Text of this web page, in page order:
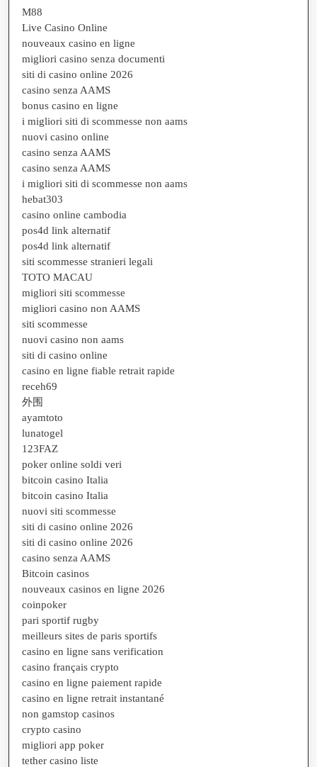
M88
Live Casino Online
nouveaux casino en ligne
migliori casino senza documenti
siti di casino online 2026
casino senza AAMS
bonus casino en ligne
i migliori siti di scommesse non aams
nuovi casino online
casino senza AAMS
casino senza AAMS
i migliori siti di scommesse non aams
hebat303
casino online cambodia
pos4d link alternatif
pos4d link alternatif
siti scommesse stranieri legali
TOTO MACAU
migliori siti scommesse
migliori casino non AAMS
siti scommesse
nuovi casino non aams
siti di casino online
casino en ligne fiable retrait rapide
receh69
外围
ayamtoto
lunatogel
123FAZ
poker online soldi veri
bitcoin casino Italia
bitcoin casino Italia
nuovi siti scommesse
siti di casino online 2026
siti di casino online 2026
casino senza AAMS
Bitcoin casinos
nouveaux casinos en ligne 2026
coinpoker
pari sportif rugby
meilleurs sites de paris sportifs
casino en ligne sans verification
casino français crypto
casino en ligne paiement rapide
casino en ligne retrait instantané
non gamstop casinos
crypto casino
migliori app poker
tether casino liste